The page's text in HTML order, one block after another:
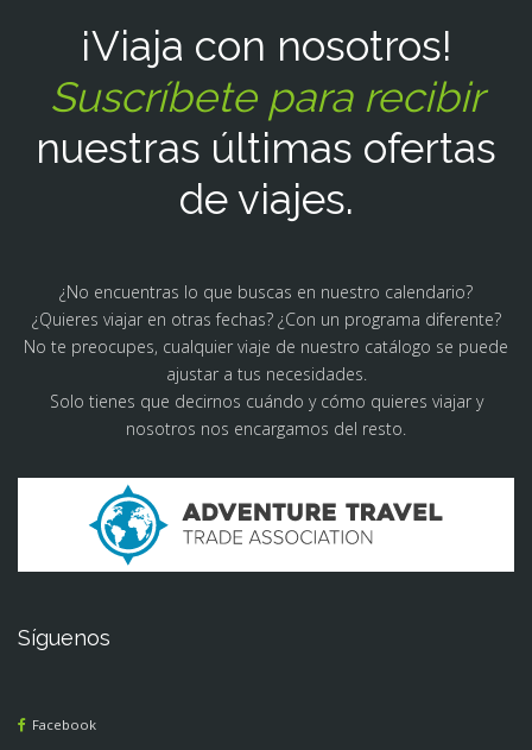
¡Viaja con nosotros!
Suscríbete para recibir
nuestras últimas ofertas
de viajes.
¿No encuentras lo que buscas en nuestro calendario?
¿Quieres viajar en otras fechas? ¿Con un programa diferente?
No te preocupes, cualquier viaje de nuestro catálogo se puede
ajustar a tus necesidades.
Solo tienes que decirnos cuándo y cómo quieres viajar y
nosotros nos encargamos del resto.
Síguenos
Facebook